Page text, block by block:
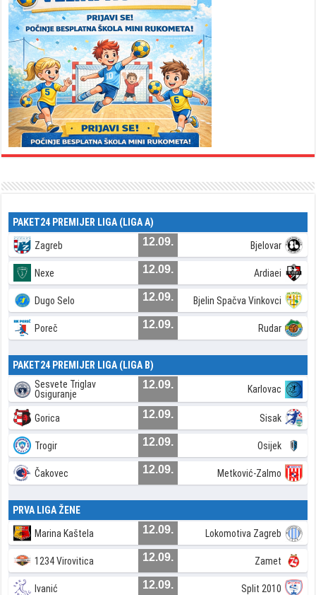
PAKET24 PREMIJER LIGA (LIGA A)
Zagreb 12.09. Bjelovar
Nexe 12.09. Ardiaei
Dugo Selo 12.09. Bjelin Spačva Vinkovci
Poreč 12.09. Rudar
PAKET24 PREMIJER LIGA (LIGA B)
Sesvete Triglav
Osiguranje
12.09. Karlovac
Gorica 12.09. Sisak
Trogir 12.09. Osijek
Čakovec 12.09. Metković-Zalmo
PRVA LIGA ŽENE
Marina Kaštela 12.09. Lokomotiva Zagreb
1234 Virovitica 12.09. Zamet
Ivanić 12.09. Split 2010